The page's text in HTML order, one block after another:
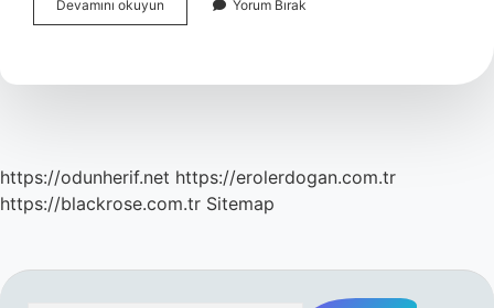
Devamını okuyun
Hakemi
Yorum Bırak
https://odunherif.net https://erolerdogan.com.tr
https://blackrose.com.tr Sitemap